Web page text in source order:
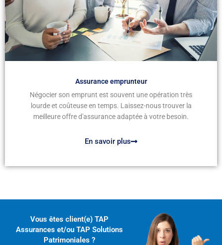
Assurance emprunteur
Négocier son emprunt est souvent une opération très
lourde et coûteuse en temps. Laissez-nous trouver la
meilleure offre d'assurance adaptée à votre besoin.
En savoir plus
Vous êtes client(e) TAP
Assurances et/ou TAP Solutions
Patrimoniales ?